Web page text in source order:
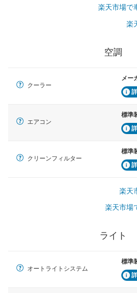
楽天市場で
楽
空調
クーラー
メー
エアコン
標準
クリーンフィルター
標準
楽天
楽天市場
ライト
オートライトシステム
標準